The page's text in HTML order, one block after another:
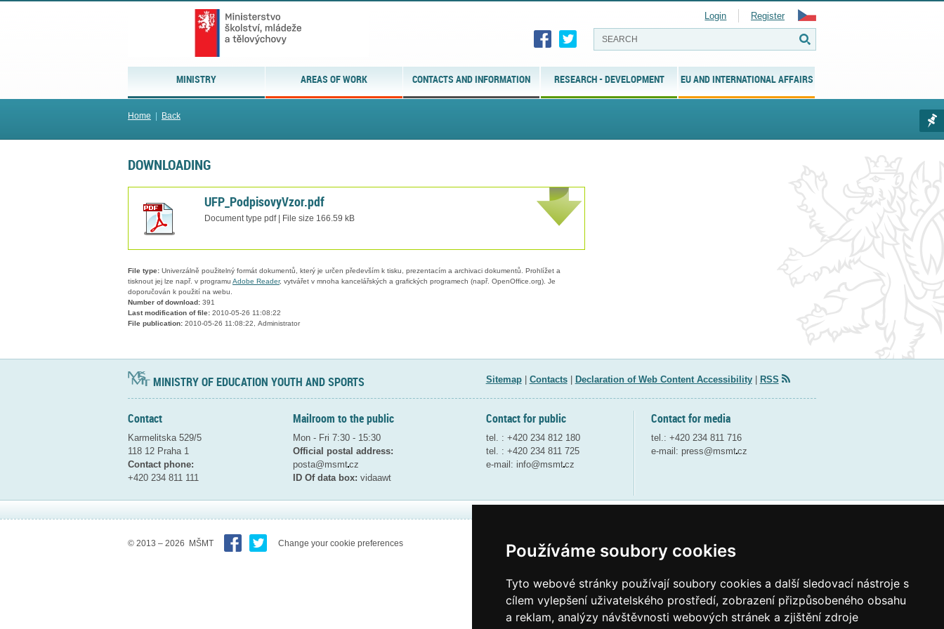
Používáme soubory cookies
Tyto webové stránky používají soubory cookies a další sledovací nástroje s
cílem vylepšení uživatelského prostředí, zobrazení přizpůsobeného obsahu
a reklam, analýzy návštěvnosti webových stránek a zjištění zdroje
MINISTRY AREAS OF WORK CONTACTS AND INFORMATION RESEARCH - DEVELOPMENT EU AND INTERNATIONAL AFFAIRS
Login Register
Home Back
DOWNLOADING
UFP_PodpisovyVzor.pdf
Document type pdf | File size 166.59 kB
File type: Univerzálně použitelný formát dokumentů, který je určen především k tisku, prezentacím a archivaci dokumentů. Prohlížet a
tisknout jej lze např. v programu Adobe Reader, vytvářet v mnoha kancelářských a grafických programech (např. OpenOffice.org). Je
doporučován k použití na webu.
Number of download: 391
Last modification of file: 2010-05-26 11:08:22
File publication: 2010-05-26 11:08:22, Administrator
MINISTRY OF EDUCATION YOUTH AND SPORTS Sitemap| Contacts| Declaration of Web Content Accessibility| RSS
Contact
Karmelitska 529/5
118 12 Praha 1
Contact phone:
+420 234 811 111
Mailroom to the public
Mon - Fri 7:30 - 15:30
Official postal address:
posta@msmtcz
ID Of data box: vidaawt
Contact for media
tel.: +420 234 811 716
e-mail: press@msmtcz
Contact for public
tel. : +420 234 812 180
tel. : +420 234 811 725
e-mail: info@msmtcz
© 2013 – 2026 MŠMT Change your cookie preferences Webdesign and webdeveloping by QCM